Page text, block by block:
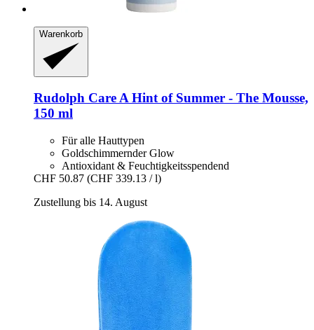
Warenkorb
Rudolph Care A Hint of Summer -​ The Mousse,
150 ml
Für alle Hauttypen
Goldschimmernder Glow
Antioxidant & Feuchtigkeitsspendend
CHF 50.87 (CHF 339.13 / l)
Zustellung bis 14. August